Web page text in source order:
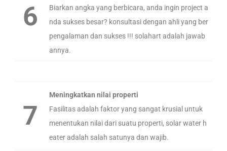
6
Biarkan angka yang berbicara, anda ingin project a
nda sukses besar? konsultasi dengan ahli yang ber
pengalaman dan sukses !!! solahart adalah jawab
annya.
7
Meningkatkan nilai properti
Fasilitas adalah faktor yang sangat krusial untuk
menentukan nilai dari suatu properti, solar water h
eater adalah salah satunya dan wajib.